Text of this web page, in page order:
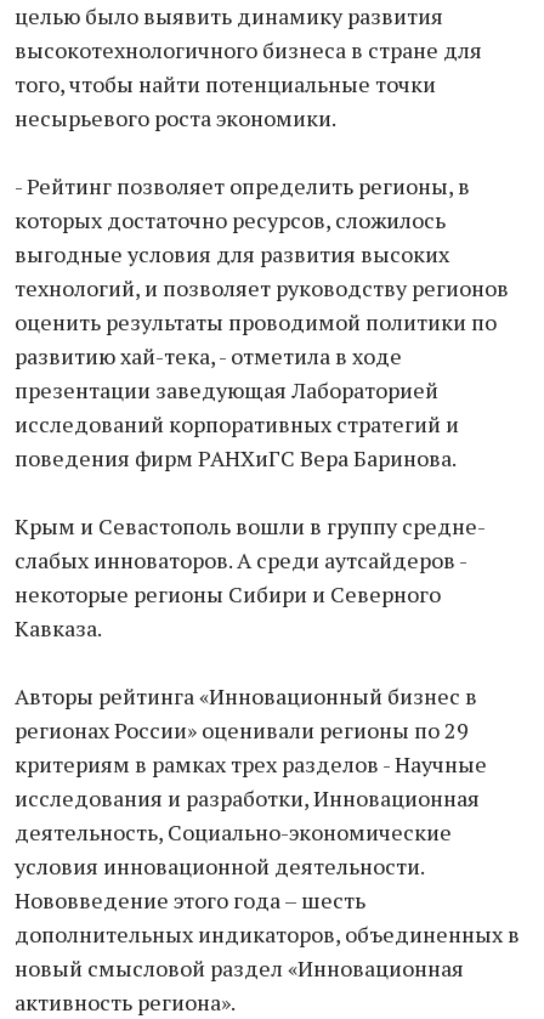
целью было выявить динамику развития
высокотехнологичного бизнеса в стране для
того, чтобы найти потенциальные точки
несырьевого роста экономики.
- Рейтинг позволяет определить регионы, в
которых достаточно ресурсов, сложилось
выгодные условия для развития высоких
технологий, и позволяет руководству регионов
оценить результаты проводимой политики по
развитию хай-тека, - отметила в ходе
презентации заведующая Лабораторией
исследований корпоративных стратегий и
поведения фирм РАНХиГС Вера Баринова.
Крым и Севастополь вошли в группу средне-
слабых инноваторов. А среди аутсайдеров -
некоторые регионы Сибири и Северного
Кавказа.
Авторы рейтинга «Инновационный бизнес в
регионах России» оценивали регионы по 29
критериям в рамках трех разделов - Научные
исследования и разработки, Инновационная
деятельность, Социально-экономические
условия инновационной деятельности.
Нововведение этого года – шесть
дополнительных индикаторов, объединенных в
новый смысловой раздел «Инновационная
активность региона».